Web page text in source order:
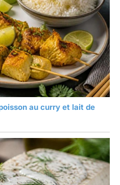
au curry et lait de